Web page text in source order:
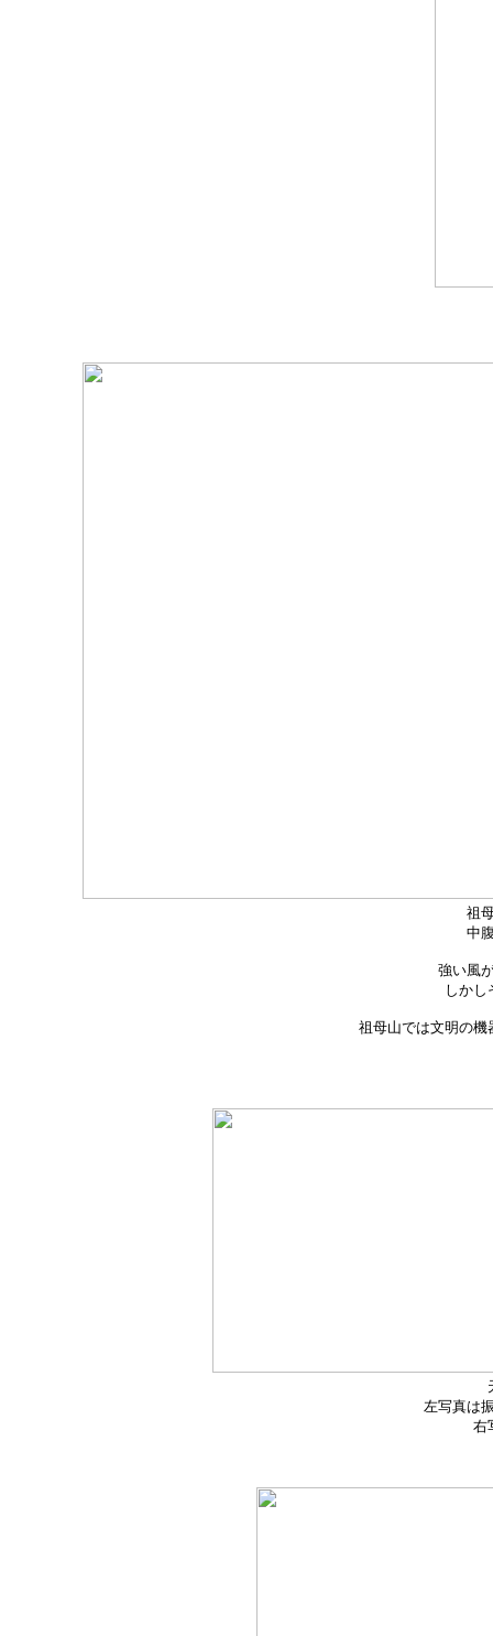
祖
中
強い風
しかし
祖母山では文明の機
左写真は
右